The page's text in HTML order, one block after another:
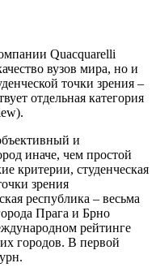
Quacquarelli
вузов мира, но и
точки зрения –
отдельная категория
и
иначе, чем простой
критерии, студенческая
зрения
республика – весьма
Прага и Брно
рейтинге
городов. В первой